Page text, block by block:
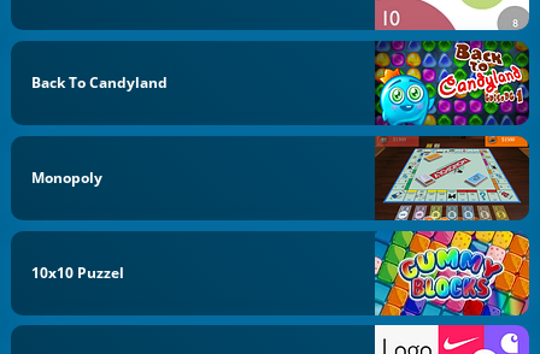
Back To Candyland
Monopoly
10x10 Puzzel